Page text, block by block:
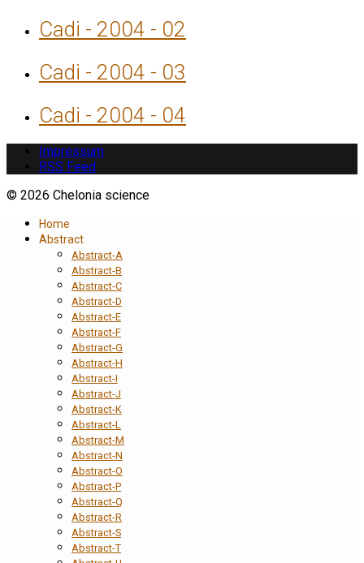
Cadi - 2004 - 02
Cadi - 2004 - 03
Cadi - 2004 - 04
Impressum
RSS Feed
© 2026 Chelonia science
Home
Abstract
Abstract-A
Abstract-B
Abstract-C
Abstract-D
Abstract-E
Abstract-F
Abstract-G
Abstract-H
Abstract-I
Abstract-J
Abstract-K
Abstract-L
Abstract-M
Abstract-N
Abstract-O
Abstract-P
Abstract-Q
Abstract-R
Abstract-S
Abstract-T